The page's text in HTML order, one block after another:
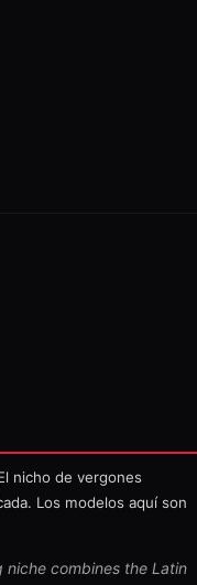
nicho de vergones
Los modelos aquí son
combines the Latin